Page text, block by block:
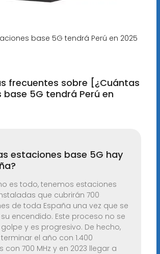
base 5G tendrá Perú en 2025
frecuentes sobre [¿Cuántas
5G tendrá Perú en
estaciones base 5G hay
es todo, tenemos estaciones
que cubrirán 700
de toda España una vez que se
encendido. Este proceso no se
y es progresivo. De hecho,
el año con 1.400
con 700 MHz y en 2023 llegar a